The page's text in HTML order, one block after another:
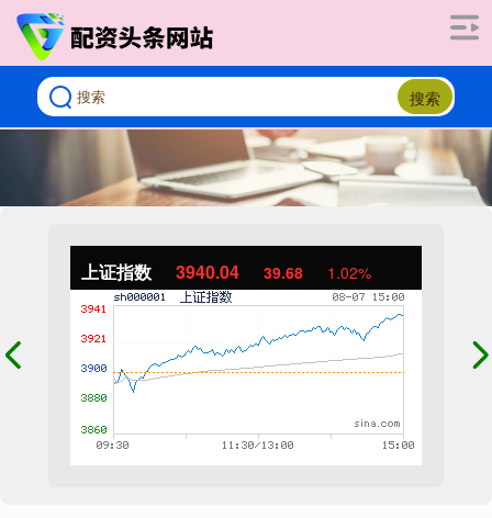
搜索
上证指数 3940.04 39.68 1.02%